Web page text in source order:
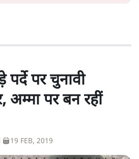
पर चुनावी
पर बन रहीं
19 FEB, 2019